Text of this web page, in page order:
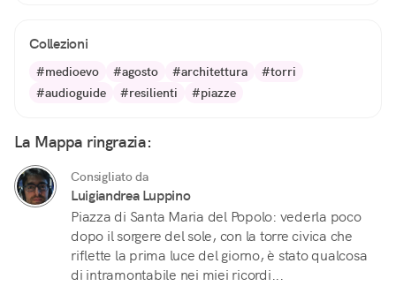
Collezioni
#medioevo #agosto #architettura
#torri
#audioguide
#resilienti #piazze
La Mappa ringrazia:
Consigliato da
Luigiandrea Luppino
Piazza di Santa Maria del Popolo: vederla poco
dopo il sorgere del sole, con la torre civica che
riflette la prima luce del giorno, è stato qualcosa
di intramontabile nei miei ricordi...